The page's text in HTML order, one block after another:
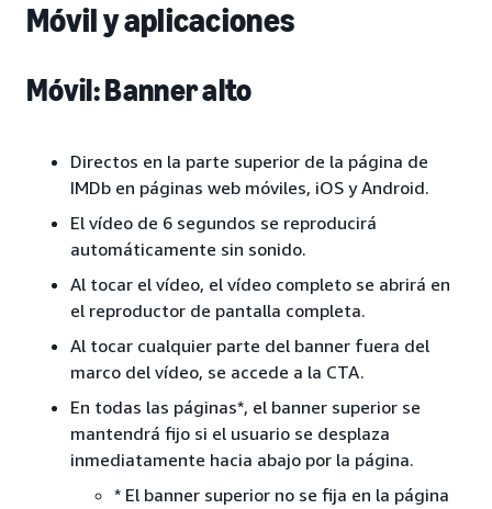
Móvil y aplicaciones
Móvil: Banner alto
Directos en la parte superior de la página de
IMDb en páginas web móviles, iOS y Android.
El vídeo de 6 segundos se reproducirá
automáticamente sin sonido.
Al tocar el vídeo, el vídeo completo se abrirá en
el reproductor de pantalla completa.
Al tocar cualquier parte del banner fuera del
marco del vídeo, se accede a la CTA.
En todas las páginas*, el banner superior se
mantendrá fijo si el usuario se desplaza
inmediatamente hacia abajo por la página.
* El banner superior no se fija en la página